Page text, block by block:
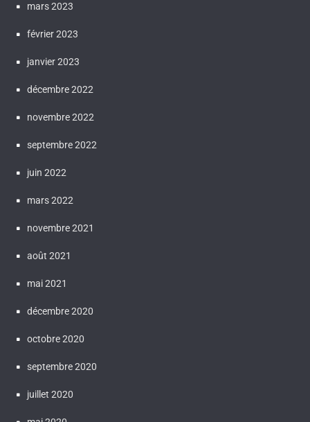
mars 2023
février 2023
janvier 2023
décembre 2022
novembre 2022
septembre 2022
juin 2022
mars 2022
novembre 2021
août 2021
mai 2021
décembre 2020
octobre 2020
septembre 2020
juillet 2020